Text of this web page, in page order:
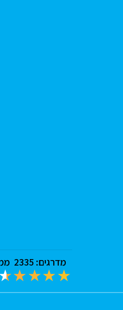
מדרגים: 2335